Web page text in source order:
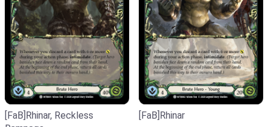
[FaB]Rhinar, Reckless
[FaB]Rhinar